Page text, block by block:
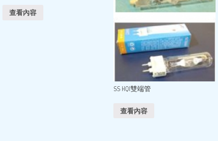
查看內容
SS HQI雙端管
查看內容